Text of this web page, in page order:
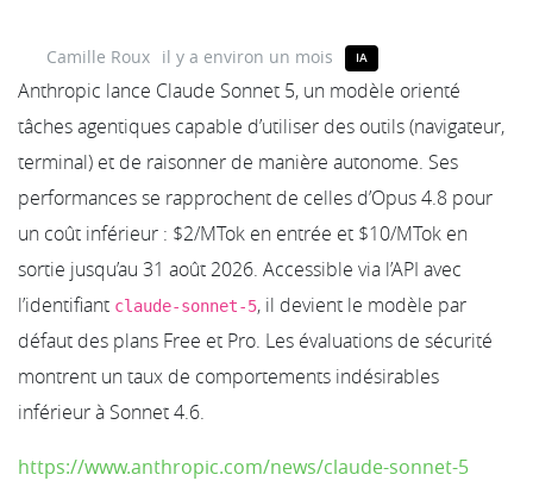
Camille Roux il y a environ un mois IA
Anthropic lance Claude Sonnet 5, un modèle orienté
tâches agentiques capable d’utiliser des outils (navigateur,
terminal) et de raisonner de manière autonome. Ses
performances se rapprochent de celles d’Opus 4.8 pour
un coût inférieur : $2/MTok en entrée et $10/MTok en
sortie jusqu’au 31 août 2026. Accessible via l’API avec
l’identifiant claude-sonnet-5, il devient le modèle par
défaut des plans Free et Pro. Les évaluations de sécurité
montrent un taux de comportements indésirables
inférieur à Sonnet 4.6.
https://www.anthropic.com/news/claude-sonnet-5